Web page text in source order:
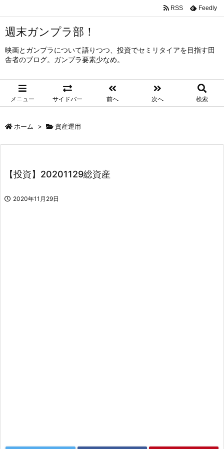
週末ガンプラ部！
映画とガンプラについて語りつつ、投資でセミリタイアを目指す田
舎者のブログ。ガンプラ要素少なめ。
メニュー サイドバー 前へ 次へ 検索
RSS Feedly
ホーム > 資産運用
【投資】20201129総資産
2020年11月29日